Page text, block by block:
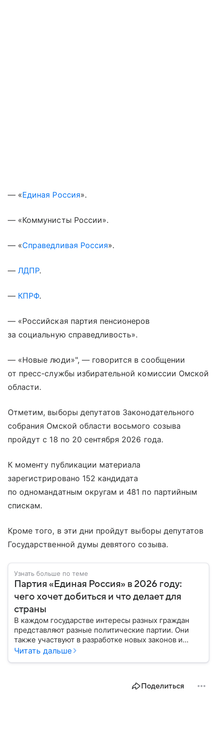
— «Единая Россия».
— «Коммунисты России».
— «Справедливая Россия».
—ЛДПР.
— КПРФ.
— «Российская партия пенсионеров
за социальную справедливость».
— «Новые люди»", — говорится в сообщении
от пресс-службы избирательной комиссии Омской
области.
Отметим, выборы депутатов Законодательного
собрания Омской области восьмого созыва
пройдут с 18 по 20 сентября 2026 года.
К моменту публикации материала
зарегистрировано 152 кандидата
по одномандатным округам и 481 по партийным
спискам.
Кроме того, в эти дни пройдут выборы депутатов
Государственной думы девятого созыва.
Узнать больше по теме
Партия «Единая Россия» в 2026 году:
чего хочет добиться и что делает для
страны
В каждом государстве интересы разных граждан
представляют разные политические партии. Они
также участвуют в разработке новых законов и
помогают управлять страной. Некоторые из них
Вспоминаем, как партия «Единая Россия» стала
Читать дальше
Поделиться